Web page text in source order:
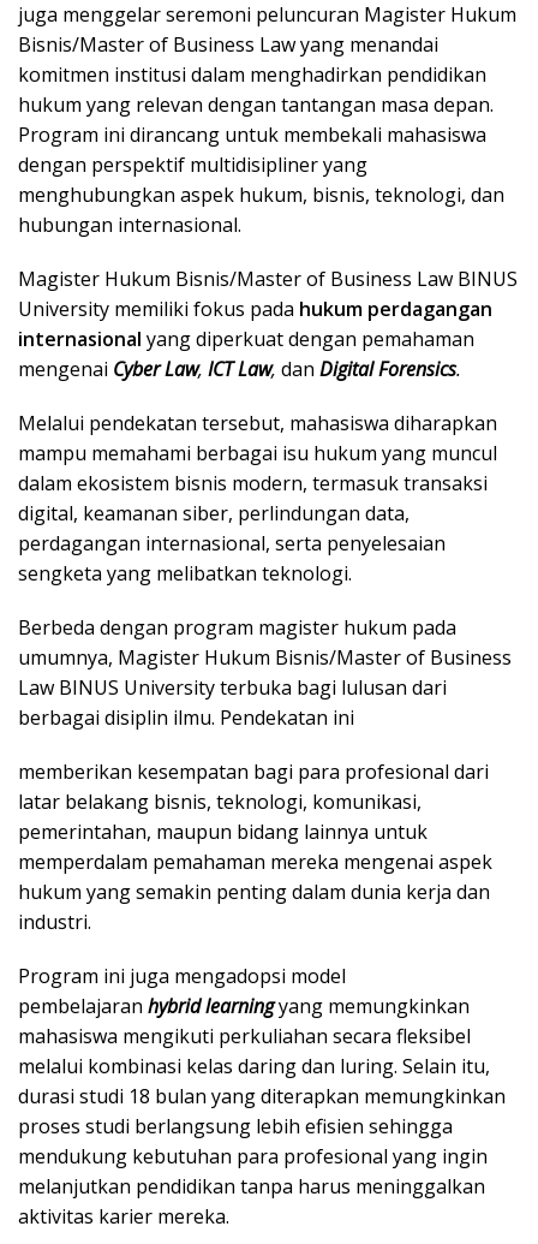
juga menggelar seremoni peluncuran Magister Hukum
Bisnis/Master of Business Law yang menandai
komitmen institusi dalam menghadirkan pendidikan
hukum yang relevan dengan tantangan masa depan.
Program ini dirancang untuk membekali mahasiswa
dengan perspektif multidisipliner yang
menghubungkan aspek hukum, bisnis, teknologi, dan
hubungan internasional.
Magister Hukum Bisnis/Master of Business Law BINUS
University memiliki fokus pada hukum perdagangan
internasional yang diperkuat dengan pemahaman
mengenai Cyber Law, ICT Law, dan Digital Forensics.
Melalui pendekatan tersebut, mahasiswa diharapkan
mampu memahami berbagai isu hukum yang muncul
dalam ekosistem bisnis modern, termasuk transaksi
digital, keamanan siber, perlindungan data,
perdagangan internasional, serta penyelesaian
sengketa yang melibatkan teknologi.
Berbeda dengan program magister hukum pada
umumnya, Magister Hukum Bisnis/Master of Business
Law BINUS University terbuka bagi lulusan dari
berbagai disiplin ilmu. Pendekatan ini
memberikan kesempatan bagi para profesional dari
latar belakang bisnis, teknologi, komunikasi,
pemerintahan, maupun bidang lainnya untuk
memperdalam pemahaman mereka mengenai aspek
hukum yang semakin penting dalam dunia kerja dan
industri.
Program ini juga mengadopsi model
pembelajaran hybrid learningyang memungkinkan
mahasiswa mengikuti perkuliahan secara fleksibel
melalui kombinasi kelas daring dan luring. Selain itu,
durasi studi 18 bulan yang diterapkan memungkinkan
proses studi berlangsung lebih efisien sehingga
mendukung kebutuhan para profesional yang ingin
melanjutkan pendidikan tanpa harus meninggalkan
aktivitas karier mereka.